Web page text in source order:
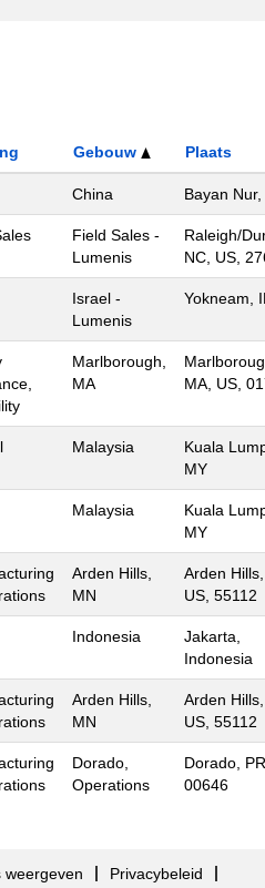
Gebouw Plaats
China Bayan Nur,
Field Sales -
Lumenis
Raleigh/
NC, US,
Israel -
Lumenis
Yokneam, IL
Marlborough,
MA
MA, US,
Malaysia
Kuala
MY
Malaysia
Kuala
MY
Arden Hills,
MN
Arden Hills,
US, 55112
Indonesia
Jakarta,
Indonesia
Arden Hills,
MN
Arden Hills,
US, 55112
Dorado,
Operations
Dorado,
00646
weergeven
Privacybeleid